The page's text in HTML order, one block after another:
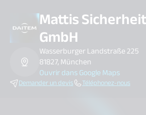
Mattis
GmbH
Wasserburger Landstraße 225
81827, München
Ouvrir dans Google Maps
Demander un devis Téléphonez-nous